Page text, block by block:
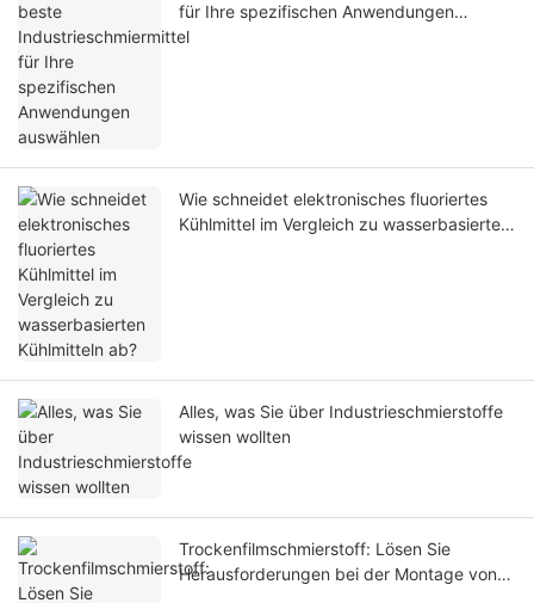
für Ihre spezifischen Anwendungen
auswählen
Wie schneidet elektronisches fluoriertes
Kühlmittel im Vergleich zu wasserbasierten
Alles, was Sie über Industrieschmierstoffe
wissen wollten
Trockenfilmschmierstoff: Lösen Sie
Herausforderungen bei der Montage von